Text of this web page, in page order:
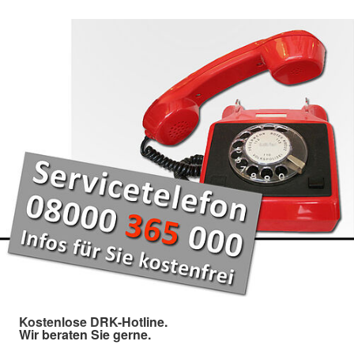
Kostenlose DRK-Hotline.
Wir beraten Sie gerne.